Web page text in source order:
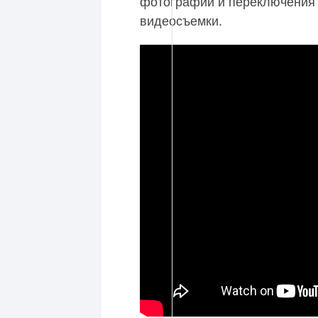
видеосъемки.